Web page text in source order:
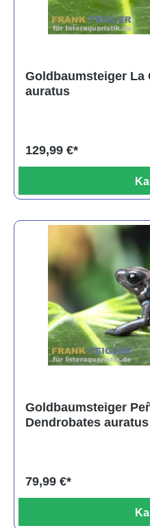
Goldbaumsteiger La
auratus
129,99 €*
Goldbaumsteiger
Dendrobates auratus
79,99 €*